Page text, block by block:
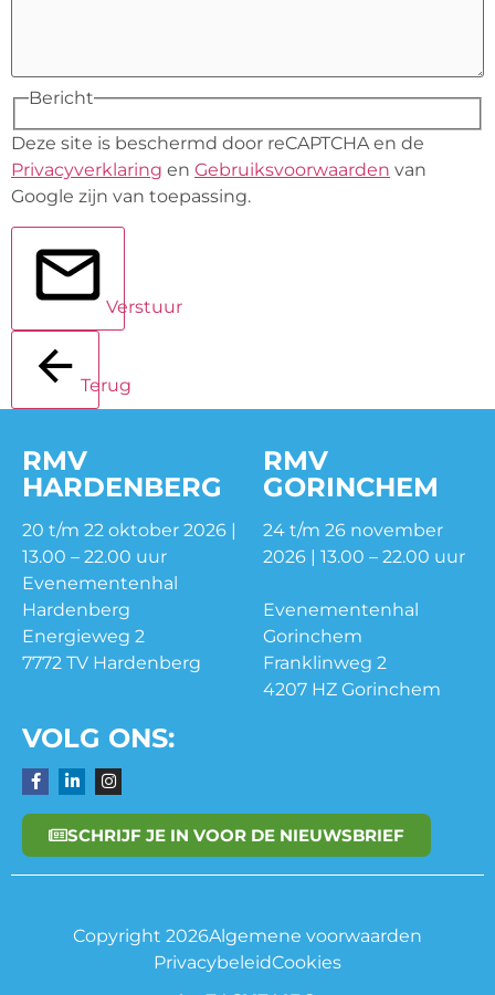
Bericht
Deze site is beschermd door reCAPTCHA en de
Privacyverklaring en Gebruiksvoorwaarden van
Google zijn van toepassing.
Verstuur
Terug
RMV
HARDENBERG
20 t/m 22 oktober 2026 |
13.00 – 22.00 uur
Evenementenhal
Hardenberg
Energieweg 2
7772 TV Hardenberg
RMV
GORINCHEM
24 t/m 26 november
2026 | 13.00 – 22.00 uur
Evenementenhal
Gorinchem
Franklinweg 2
4207 HZ Gorinchem
VOLG ONS:
SCHRIJF JE IN VOOR DE NIEUWSBRIEF
Copyright 2026Algemene voorwaarden
PrivacybeleidCookies